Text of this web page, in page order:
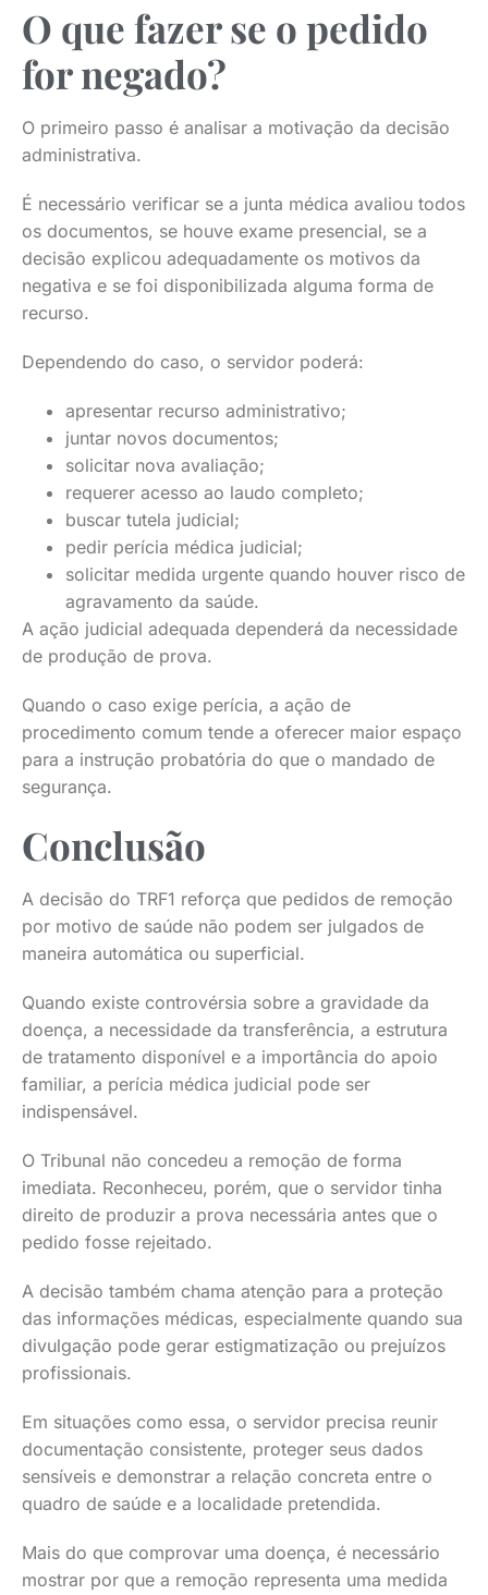
O que fazer se o pedido
for negado?
O primeiro passo é analisar a motivação da decisão
administrativa.
É necessário verificar se a junta médica avaliou todos
os documentos, se houve exame presencial, se a
decisão explicou adequadamente os motivos da
negativa e se foi disponibilizada alguma forma de
recurso.
Dependendo do caso, o servidor poderá:
apresentar recurso administrativo;
juntar novos documentos;
solicitar nova avaliação;
requerer acesso ao laudo completo;
buscar tutela judicial;
pedir perícia médica judicial;
solicitar medida urgente quando houver risco de
agravamento da saúde.
A ação judicial adequada dependerá da necessidade
de produção de prova.
Quando o caso exige perícia, a ação de
procedimento comum tende a oferecer maior espaço
para a instrução probatória do que o mandado de
segurança.
Conclusão
A decisão do TRF1 reforça que pedidos de remoção
por motivo de saúde não podem ser julgados de
maneira automática ou superficial.
Quando existe controvérsia sobre a gravidade da
doença, a necessidade da transferência, a estrutura
de tratamento disponível e a importância do apoio
familiar, a perícia médica judicial pode ser
indispensável.
O Tribunal não concedeu a remoção de forma
imediata. Reconheceu, porém, que o servidor tinha
direito de produzir a prova necessária antes que o
pedido fosse rejeitado.
A decisão também chama atenção para a proteção
das informações médicas, especialmente quando sua
divulgação pode gerar estigmatização ou prejuízos
profissionais.
Em situações como essa, o servidor precisa reunir
documentação consistente, proteger seus dados
sensíveis e demonstrar a relação concreta entre o
quadro de saúde e a localidade pretendida.
Mais do que comprovar uma doença, é necessário
mostrar por que a remoção representa uma medida